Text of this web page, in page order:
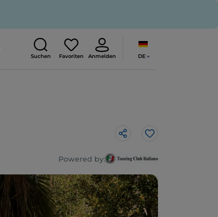
Suchen Favoriten Anmelden DE
Like
Powered by: